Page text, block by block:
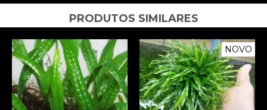
PRODUTOS SIMILARES
NOVO